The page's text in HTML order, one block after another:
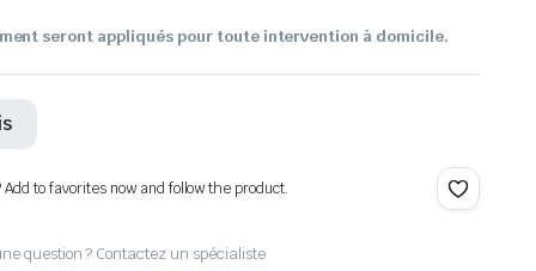
seront appliqués pour toute intervention à domicile.
to favorites now and follow the product.
question ? Contactez un spécialiste